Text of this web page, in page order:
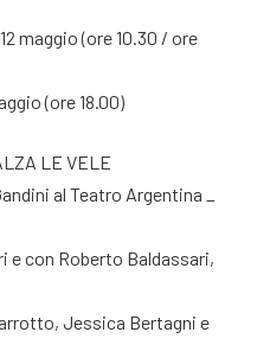
maggio (ore 10.30 / ore
(ore 18.00)
LE VELE
al Teatro Argentina _
con Roberto Baldassari,
Jessica Bertagni e